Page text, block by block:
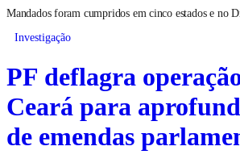
Mandados foram cumpridos em cinco estados e no
Investigação
PF deflagra
Ceará para
de emendas